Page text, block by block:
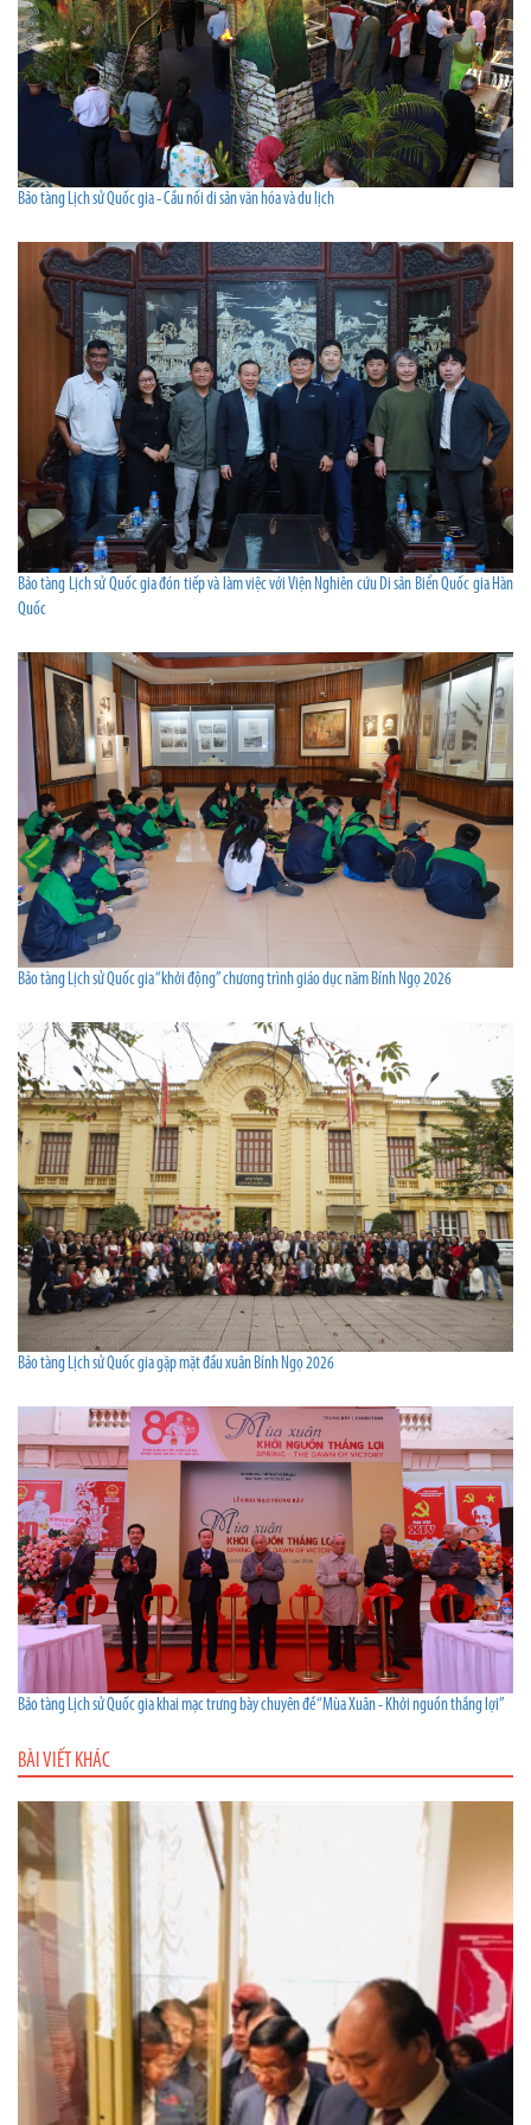
Bảo tàng Lịch sử Quốc gia - Cầu nối di sản văn hóa và du lịch
Bảo tàng Lịch sử Quốc gia đón tiếp và làm việc với Viện Nghiên cứu Di sản Biển Quốc gia Hàn
Quốc
Bảo tàng Lịch sử Quốc gia “khởi động” chương trình giáo dục năm Bính Ngọ 2026
Bảo tàng Lịch sử Quốc gia gặp mặt đầu xuân Bính Ngọ 2026
Bảo tàng Lịch sử Quốc gia khai mạc trưng bày chuyên đề “Mùa Xuân - Khởi nguồn thắng lợi”
BÀI VIẾT KHÁC